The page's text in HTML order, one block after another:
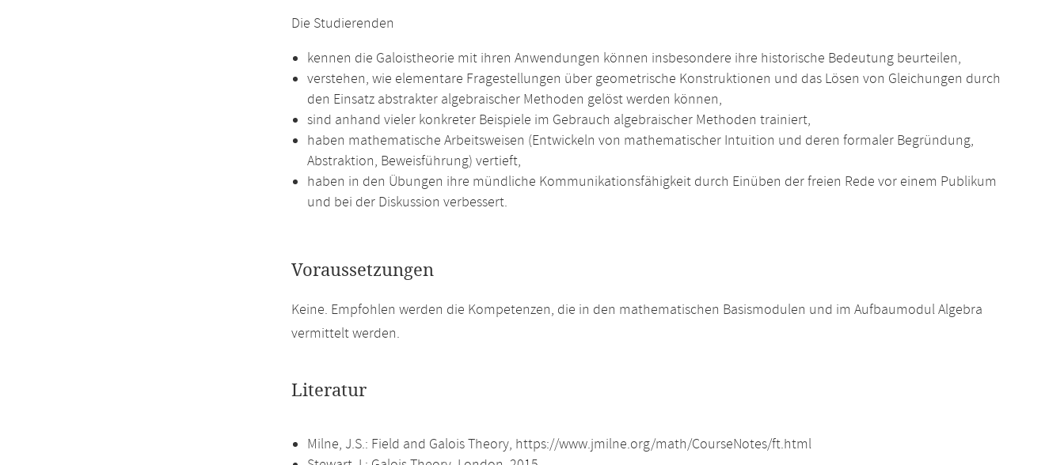
Die Studierenden
kennen die Galoistheorie mit ihren Anwendungen können insbesondere ihre historische Bedeutung beurteilen,
verstehen, wie elementare Fragestellungen über geometrische Konstruktionen und das Lösen von Gleichungen durch
den Einsatz abstrakter algebraischer Methoden gelöst werden können,
sind anhand vieler konkreter Beispiele im Gebrauch algebraischer Methoden trainiert,
haben mathematische Arbeitsweisen (Entwickeln von mathematischer Intuition und deren formaler Begründung,
Abstraktion, Beweisführung) vertieft,
haben in den Übungen ihre mündliche Kommunikationsfähigkeit durch Einüben der freien Rede vor einem Publikum
und bei der Diskussion verbessert.
Voraussetzungen
Keine. Empfohlen werden die Kompetenzen, die in den mathematischen Basismodulen und im Aufbaumodul Algebra
vermittelt werden.
Literatur
Milne, J.S.: Field and Galois Theory, https://www.jmilne.org/math/CourseNotes/ft.html